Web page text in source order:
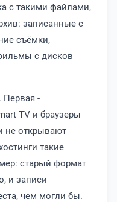
с такими файлами,
записанные с
съёмки,
с дисков
-
TV и браузеры
не открывают
такие
старый формат
и записи
чем могли бы.